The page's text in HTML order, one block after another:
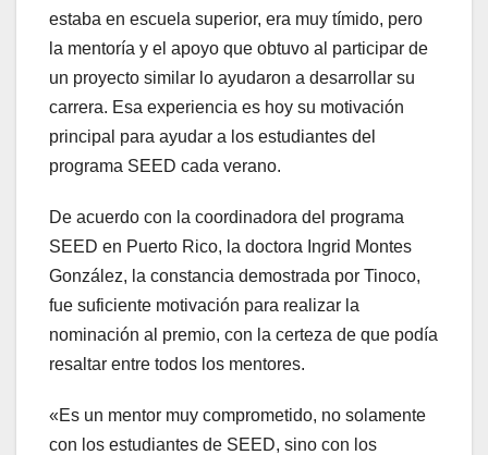
estaba en escuela superior, era muy tímido, pero
la mentoría y el apoyo que obtuvo al participar de
un proyecto similar lo ayudaron a desarrollar su
carrera. Esa experiencia es hoy su motivación
principal para ayudar a los estudiantes del
programa SEED cada verano.
De acuerdo con la coordinadora del programa
SEED en Puerto Rico, la doctora Ingrid Montes
González, la constancia demostrada por Tinoco,
fue suficiente motivación para realizar la
nominación al premio, con la certeza de que podía
resaltar entre todos los mentores.
«Es un mentor muy comprometido, no solamente
con los estudiantes de SEED, sino con los